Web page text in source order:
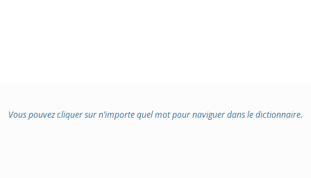
Vous pouvez cliquer sur n’importe quel mot pour naviguer dans le dictionnaire.